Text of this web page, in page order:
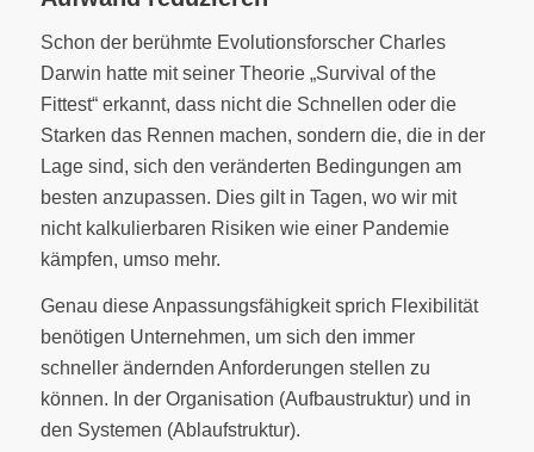
Schon der berühmte Evolutionsforscher Charles
Darwin hatte mit seiner Theorie „Survival of the
Fittest“ erkannt, dass nicht die Schnellen oder die
Starken das Rennen machen, sondern die, die in der
Lage sind, sich den veränderten Bedingungen am
besten anzupassen. Dies gilt in Tagen, wo wir mit
nicht kalkulierbaren Risiken wie einer Pandemie
kämpfen, umso mehr.
Genau diese Anpassungsfähigkeit sprich Flexibilität
benötigen Unternehmen, um sich den immer
schneller ändernden Anforderungen stellen zu
können. In der Organisation (Aufbaustruktur) und in
den Systemen (Ablaufstruktur).